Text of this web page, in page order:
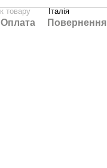
товару
Італія
Оплата Повернення